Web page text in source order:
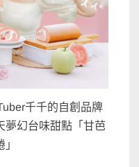
千千的自創品牌
夢幻台味甜點「甘芭